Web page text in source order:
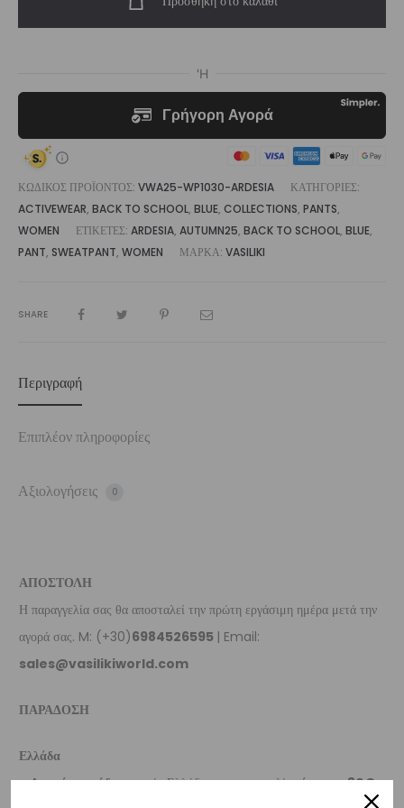
Sweatpant
ΚΩΔΙΚΌΣ ΠΡΟΪΌΝΤΟΣ: VWA25-WP1030-ARDESIA
ΚΑΤΗΓΟΡΊΕΣ:
ACTIVEWEAR, BACK TO SCHOOL, BLUE, COLLECTIONS, PANTS,
WOMEN
ΕΤΙΚΈΤΕΣ: ARDESIA, AUTUMN25, BACK TO SCHOOL, BLUE,
PANT, SWEATPANT, WOMEN ΜΆΡΚΑ: VASILIKI
SHARE
Περιγραφή
Επιπλέον πληροφορίες
Αξιολογήσεις 0
ΑΠΟΣΤΟΛΗ
Η παραγγελία σας θα αποσταλεί την πρώτη εργάσιμη ημέρα μετά την
αγορά σας. M: (+30)6984526595 | Email:
sales@vasilikiworld.com
ΠΑΡΑΔΟΣΗ
Ελλάδα
–Δωρεάν παράδοσηεντός Ελλάδας για παραγγελίεςάνω των 80€.